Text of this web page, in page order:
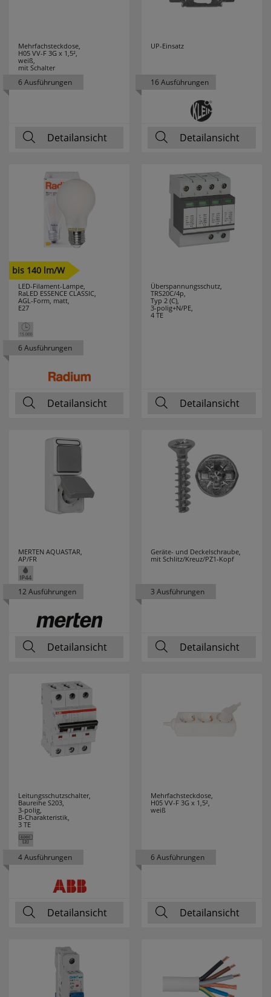
Mehrfachsteckdose,
H05 VV-F 3G x 1,5²,
weiß,
mit Schalter
6 Ausführungen
Detailansicht
UP-Einsatz
16 Ausführungen
Detailansicht
bis 140 lm/W
LED-Filament-Lampe,
RaLED ESSENCE CLASSIC,
AGL-Form, matt,
E27
6 Ausführungen
Detailansicht
Überspannungsschutz,
TRS20C/4p,
Typ 2 (C),
3-polig+N/PE,
4 TE
Detailansicht
MERTEN AQUASTAR,
AP/FR
12 Ausführungen
Detailansicht
Geräte- und Deckelschraube,
mit Schlitz/Kreuz/PZ1-Kopf
3 Ausführungen
Detailansicht
Leitungsschutzschalter,
Baureihe S203,
3-polig,
B-Charakteristik,
3 TE
4 Ausführungen
Detailansicht
Mehrfachsteckdose,
H05 VV-F 3G x 1,5²,
weiß
6 Ausführungen
Detailansicht